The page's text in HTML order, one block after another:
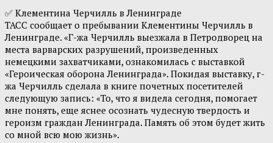
✅ Клементина Черчилль в Ленинграде
ТАСС сообщает о пребывании Клементины Черчилль в
Ленинграде. «Г-жа Черчилль выезжала в Петродворец на
места варварских разрушений, произведенных
немецкими захватчиками, ознакомилась с выставкой
«Героическая оборона Ленинграда». Покидая выставку, г-
жа Черчилль сделала в книге почетных посетителей
следующую запись: «То, что я видела сегодня, помогает
мне понять, еще яснее осознать чудесную твердость и
героизм граждан Ленинграда. Память об этом будет жить
со мной всю мою жизнь».